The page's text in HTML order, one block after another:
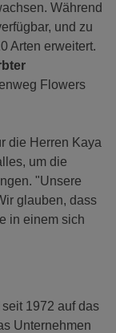
Während
und zu
Arten erweitert.
Flowers
die Herren Kaya
um die
"Unsere
glauben, dass
in einem sich
1972 auf das
Unternehmen